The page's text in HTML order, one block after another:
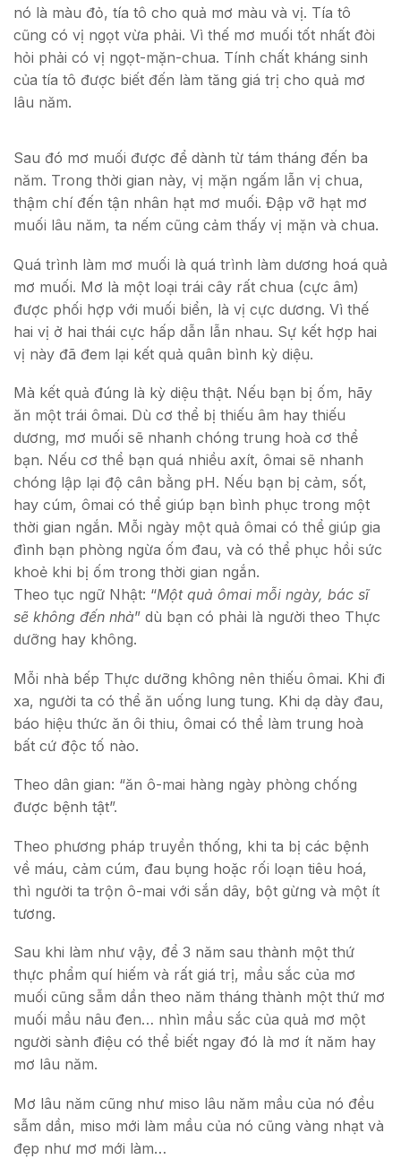
nó là màu đỏ, tía tô cho quả mơ màu và vị. Tía tô
cũng có vị ngọt vừa phải. Vì thế mơ muối tốt nhất đòi
hỏi phải có vị ngọt-mặn-chua. Tính chất kháng sinh
của tía tô được biết đến làm tăng giá trị cho quả mơ
lâu năm.
Sau đó mơ muối được để dành từ tám tháng đến ba
năm. Trong thời gian này, vị mặn ngấm lẫn vị chua,
thậm chí đến tận nhân hạt mơ muối. Đập vỡ hạt mơ
muối lâu năm, ta nếm cũng cảm thấy vị mặn và chua.
Quá trình làm mơ muối là quá trình làm dương hoá quả
mơ muối. Mơ là một loại trái cây rất chua (cực âm)
được phối hợp với muối biển, là vị cực dương. Vì thế
hai vị ở hai thái cực hấp dẫn lẫn nhau. Sự kết hợp hai
vị này đã đem lại kết quả quân bình kỳ diệu.
Mà kết quả đúng là kỳ diệu thật. Nếu bạn bị ốm, hãy
ăn một trái ômai. Dù cơ thể bị thiếu âm hay thiếu
dương, mơ muối sẽ nhanh chóng trung hoà cơ thể
bạn. Nếu cơ thể bạn quá nhiều axít, ômai sẽ nhanh
chóng lập lại độ cân bằng pH. Nếu bạn bị cảm, sốt,
hay cúm, ômai có thể giúp bạn bình phục trong một
thời gian ngắn. Mỗi ngày một quả ômai có thể giúp gia
đình bạn phòng ngừa ốm đau, và có thể phục hồi sức
khoẻ khi bị ốm trong thời gian ngắn.
Theo tục ngữ Nhật: “Một quả ômai mỗi ngày, bác sĩ
sẽ không đến nhà” dù bạn có phải là người theo Thực
dưỡng hay không.
Mỗi nhà bếp Thực dưỡng không nên thiếu ômai. Khi đi
xa, người ta có thể ăn uống lung tung. Khi dạ dày đau,
báo hiệu thức ăn ôi thiu, ômai có thể làm trung hoà
bất cứ độc tố nào.
Theo dân gian: “ăn ô-mai hàng ngày phòng chống
được bệnh tật”.
Theo phương pháp truyền thống, khi ta bị các bệnh
về máu, cảm cúm, đau bụng hoặc rối loạn tiêu hoá,
thì người ta trộn ô-mai với sắn dây, bột gừng và một ít
tương.
Sau khi làm như vậy, để 3 năm sau thành một thứ
thực phẩm quí hiếm và rất giá trị, mầu sắc của mơ
muối cũng sẫm dần theo năm tháng thành một thứ mơ
muối mầu nâu đen… nhìn mầu sắc của quả mơ một
người sành điệu có thể biết ngay đó là mơ ít năm hay
mơ lâu năm.
Mơ lâu năm cũng như miso lâu năm mầu của nó đều
sẫm dần, miso mới làm mầu của nó cũng vàng nhạt và
đẹp như mơ mới làm…